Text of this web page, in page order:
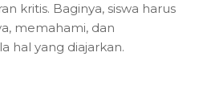
kritis. Baginya, siswa harus
memahami, dan
hal yang diajarkan.